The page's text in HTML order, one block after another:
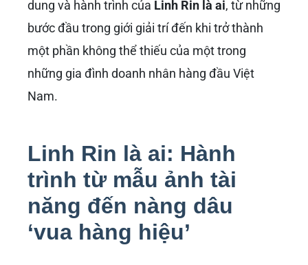
dung và hành trình của Linh Rin là ai, từ những
bước đầu trong giới giải trí đến khi trở thành
một phần không thể thiếu của một trong
những gia đình doanh nhân hàng đầu Việt
Nam.
Linh Rin là ai: Hành
trình từ mẫu ảnh tài
năng đến nàng dâu
‘vua hàng hiệu’